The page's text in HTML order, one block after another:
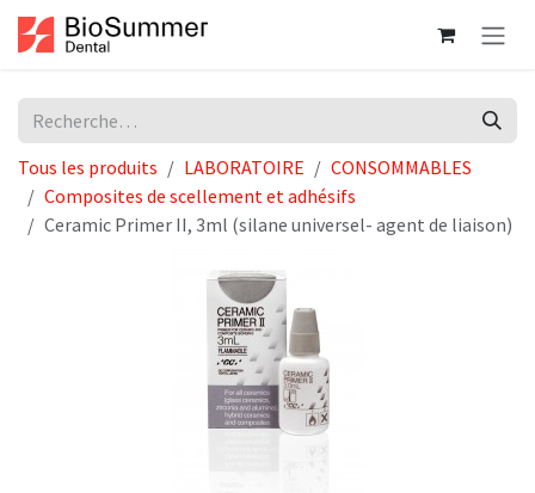
Se rendre au contenu
Tous les produits LABORATOIRE
CONSOMMABLES
Composites de scellement et adhésifs
Ceramic Primer II, 3ml (silane universel- agent de liaison)